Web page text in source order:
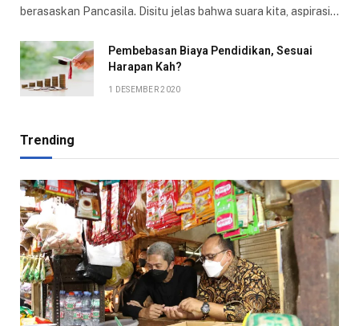
berasaskan Pancasila. Disitu jelas bahwa suara kita, aspirasi…
Pembebasan Biaya Pendidikan, Sesuai
Harapan Kah?
1 DESEMBER 2020
Trending